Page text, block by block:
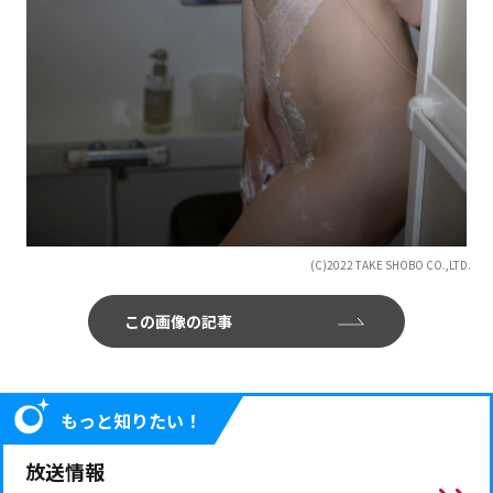
(C)2022 TAKE SHOBO CO.,LTD.
この画像の記事
もっと知りたい！
放送情報